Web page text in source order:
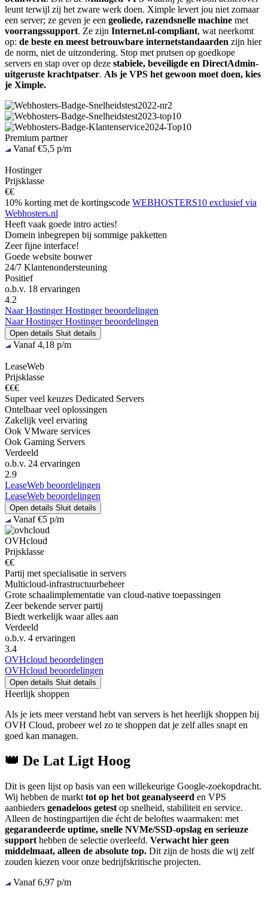
leunt terwijl zij het zware werk doen. Ximple levert jou niet zomaar
een server; ze geven je een geoliede, razendsnelle machine met
voorrangssupport. Ze zijn Internet.nl-compliant, wat neerkomt
op: de beste en meest betrouwbare internetstandaarden zijn hier
de norm, niet de uitzondering. Stop met prutsen op goedkope
servers en stap over op deze stabiele, beveiligde en DirectAdmin-
uitgeruste krachtpatser. Als je VPS het gewoon moet doen, kies
je Ximple.
Premium partner
Vanaf €5,5 p/m
Hostinger
Prijsklasse
€€
10% korting met de kortingscode WEBHOSTERS10 exclusief via
Webhosters.nl
Heeft vaak goede intro acties!
Domein inbegrepen bij sommige pakketten
Zeer fijne interface!
Goede website bouwer
24/7 Klantenondersteuning
Positief
o.b.v. 18 ervaringen
4.2
Naar HostingerHostinger beoordelingen
Naar HostingerHostinger beoordelingen
Open details Sluit details
Vanaf 4,18 p/m
LeaseWeb
Prijsklasse
€€€
Super veel keuzes Dedicated Servers
Ontelbaar veel oplossingen
Zakelijk veel ervaring
Ook VMware services
Ook Gaming Servers
Verdeeld
o.b.v. 24 ervaringen
2.9
LeaseWeb beoordelingen
LeaseWeb beoordelingen
Open details Sluit details
Vanaf €5 p/m
OVHcloud
Prijsklasse
€€
Partij met specialisatie in servers
Multicloud-infrastructuurbeheer
Grote schaalimplementatie van cloud-native toepassingen
Zeer bekende server partij
Biedt werkelijk waar alles aan
Verdeeld
o.b.v. 4 ervaringen
3.4
OVHcloud beoordelingen
OVHcloud beoordelingen
Open details Sluit details
Heerlijk shoppen
Als je iets meer verstand hebt van servers is het heerlijk shoppen bij
OVH Cloud, probeer wel zo te shoppen dat je zelf alles snapt en
goed kan managen.
👑 De Lat Ligt Hoog
Dit is geen lijst op basis van een willekeurige Google-zoekopdracht.
Wij hebben de markt tot op het bot geanalyseerd en VPS
aanbieders genadeloos getest op snelheid, stabiliteit en service.
Alleen de hostingpartijen die écht de beloftes waarmaken: met
gegarandeerde uptime, snelle NVMe/SSD-opslag en serieuze
support hebben de selectie overleefd. Verwacht hier geen
middelmaat, alleen de absolute top. Dit zijn de hosts die wij zelf
zouden kiezen voor onze bedrijfskritische projecten.
Vanaf 6,97 p/m